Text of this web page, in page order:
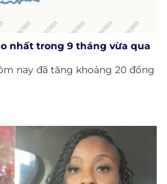
nhất trong 9 tháng vừa qua
nay đã tăng khoảng 20 đồng